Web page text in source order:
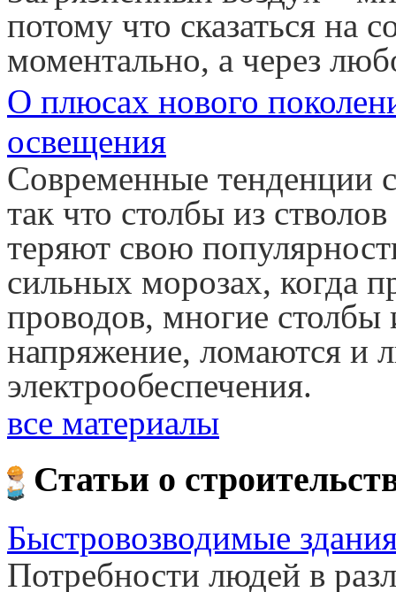
потому что сказаться на
моментально, а через
О плюсах нового
освещения
Современные тенденции
так что столбы из
теряют свою
сильных морозах, когда
проводов, многие
напряжение, ломаются и
электрообеспечения.
все материалы
Статьи о
Быстровозводимые
Потребности людей в